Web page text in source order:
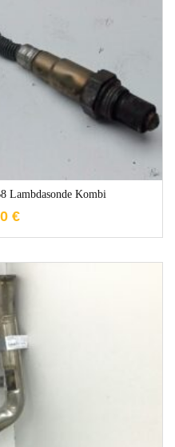
Lambdasonde Kombi
€
Werktage
Werktage